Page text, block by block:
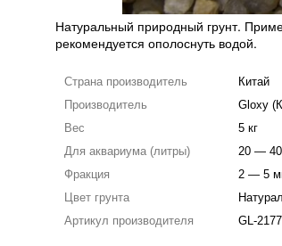
Натуральный природный грунт.
рекомендуется ополоснуть водой.
Страна производитель
Китай
Производитель
Gloxy
Вес
5 кг
Для аквариума (литры)
20 —
Фракция
2 — 5
Цвет грунта
Артикул производителя
GL-